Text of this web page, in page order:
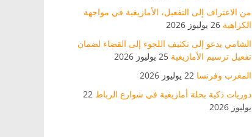
من الاعتراف إلى التفعيل، الأمازيغية في مواجهة
الكراهية 26 يوليوز 2026
الشامي يدعو إلى تكثيف اللجوء إلى القضاء لضمان
تفعيل ترسيم الأمازيغية 25 يوليوز 2026
المغرب وفرنسا 22 يوليوز 2026
دوريات ذكية بحلة أمازيغية في شوارع الرباط 22
يوليوز 2026